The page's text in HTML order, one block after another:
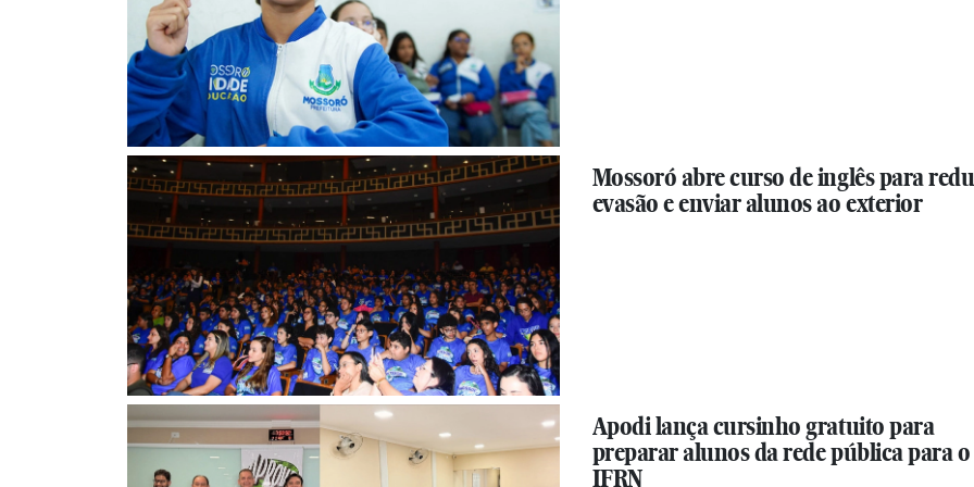
Mossoró abre curso de inglês para
evasão e enviar alunos ao exterior
Apodi lança cursinho gratuito para
preparar alunos da rede pública para o
IFRN